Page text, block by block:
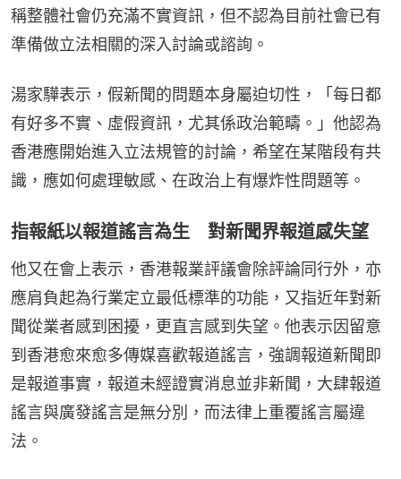
稱整體社會仍充滿不實資訊，但不認為目前社會已有
準備做立法相關的深入討論或諮詢。
湯家驊表示，假新聞的問題本身屬迫切性，「每日都
有好多不實、虛假資訊，尤其係政治範疇。」他認為
香港應開始進入立法規管的討論，希望在某階段有共
識，應如何處理敏感、在政治上有爆炸性問題等。
指報紙以報道謠言為生 對新聞界報道感失望
他又在會上表示，香港報業評議會除評論同行外，亦
應肩負起為行業定立最低標準的功能，又指近年對新
聞從業者感到困擾，更直言感到失望。他表示因留意
到香港愈來愈多傳媒喜歡報道謠言，強調報道新聞即
是報道事實，報道未經證實消息並非新聞，大肆報道
謠言與廣發謠言是無分別，而法律上重覆謠言屬違
法。